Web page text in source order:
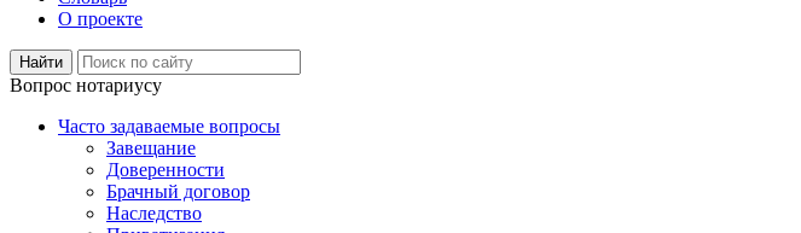
О проекте
Вопрос нотариусу
Часто задаваемые вопросы
Завещание
Доверенности
Брачный договор
Наследство